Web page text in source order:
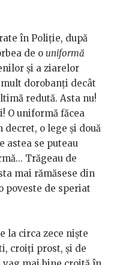
în Poliție, după
de o uniformă
și a ziarelor
dorobanți decât
redută. Asta nu!
O uniformă făcea
o lege și două
astea se puteau
Trăgeau de
mai rămăsese din
poveste de speriat
la circa zece niște
croiți prost, și de